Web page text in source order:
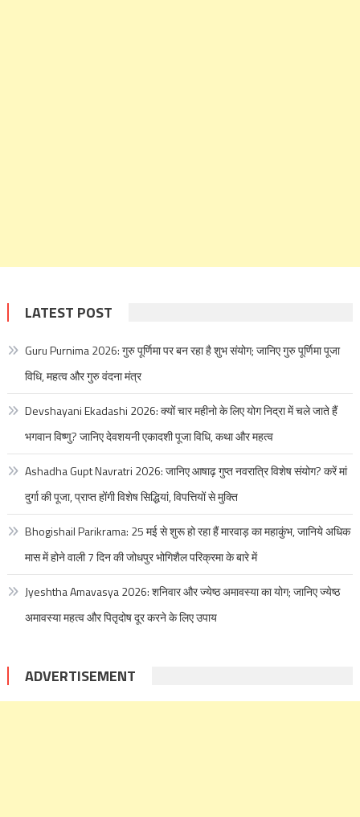
LATEST POST
Guru Purnima 2026: गुरु पूर्णिमा पर बन रहा है शुभ संयोग; जानिए गुरु पूर्णिमा पूजा
विधि, महत्व और गुरु वंदना मंत्र
Devshayani Ekadashi 2026: क्यों चार महीनो के लिए योग निद्रा में चले जाते हैं
भगवान विष्णु? जानिए देवशयनी एकादशी पूजा विधि, कथा और महत्व
Ashadha Gupt Navratri 2026: जानिए आषाढ़ गुप्त नवरात्रि विशेष संयोग? करें मां
दुर्गा की पूजा, प्राप्त होंगी विशेष सिद्धियां, विपत्तियों से मुक्ति
Bhogishail Parikrama: 25 मई से शुरू हो रहा हैं मारवाड़ का महाकुंभ, जानिये अधिक
मास में होने वाली 7 दिन की जोधपुर भोगिशैल परिक्रमा के बारे में
Jyeshtha Amavasya 2026: शनिवार और ज्येष्ठ अमावस्या का योग; जानिए ज्येष्ठ
अमावस्या महत्व और पितृदोष दूर करने के लिए उपाय
ADVERTISEMENT